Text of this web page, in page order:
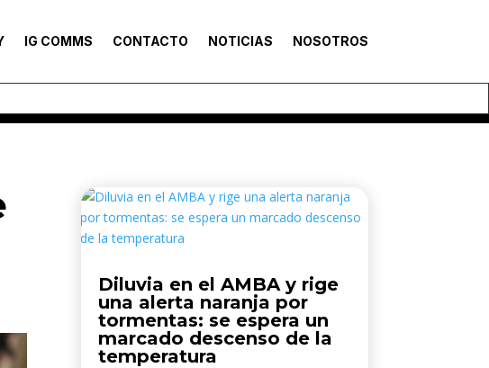
IG COMMS CONTACTO NOTICIAS NOSOTROS
Diluvia en el AMBA y rige
una alerta naranja por
tormentas: se espera un
marcado descenso de la
temperatura